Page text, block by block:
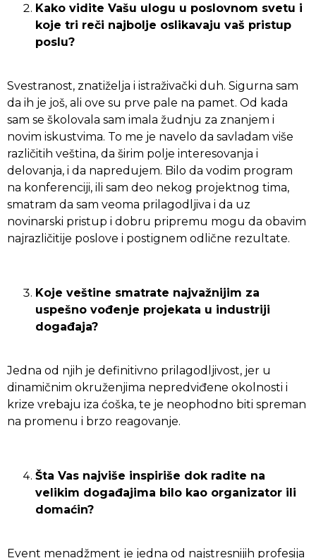
Kako vidite Vašu ulogu u poslovnom svetu i
koje tri reči najbolje oslikavaju vaš pristup
poslu?
Svestranost, znatiželja i istraživački duh. Sigurna sam
da ih je još, ali ove su prve pale na pamet. Od kada
sam se školovala sam imala žudnju za znanjem i
novim iskustvima. To me je navelo da savladam više
različitih veština, da širim polje interesovanja i
delovanja, i da napredujem. Bilo da vodim program
na konferenciji, ili sam deo nekog projektnog tima,
smatram da sam veoma prilagodljiva i da uz
novinarski pristup i dobru pripremu mogu da obavim
najrazličitije poslove i postignem odlične rezultate.
Koje veštine smatrate najvažnijim za
uspešno vođenje projekata u industriji
događaja?
Jedna od njih je definitivno prilagodljivost, jer u
dinamičnim okruženjima nepredviđene okolnosti i
krize vrebaju iza ćoška, te je neophodno biti spreman
na promenu i brzo reagovanje.
Šta Vas najviše inspiriše dok radite na
velikim događajima bilo kao organizator ili
domaćin?
Event menadžment je jedna od najstresnijih profesija